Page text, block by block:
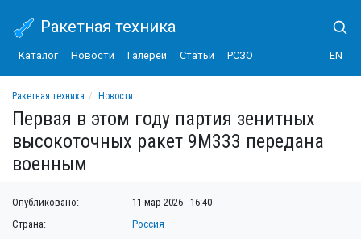
Ракетная техника
Каталог Новости Галереи Статьи РСЗО EN
Ракетная техника
Новости
Первая в этом году партия зенитных
высокоточных ракет 9М333 передана
военным
Опубликовано:
11 мар 2026 - 16:40
Страна:
Россия